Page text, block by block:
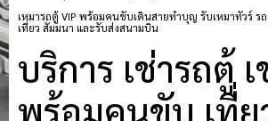
เหมารถตู้ VIP พร้อมคนขับเดินสายทำบุญ รับเหมาทัวร์ ร
เที่ยว สัมมนา และรับส่งสนามบิน
บริการ เช่ารถตู้
พร้อมคนขับ เที่ย